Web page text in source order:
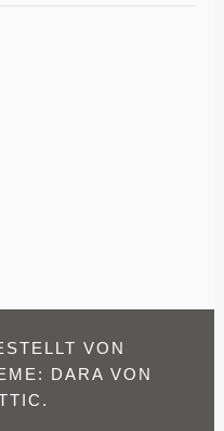
VON
DARA VON
.